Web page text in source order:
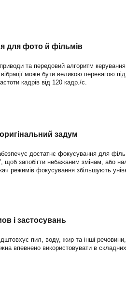
для фото й фільмів
приводи та передовий алгоритм
може бути великою перевагою
кадрів від 120 кадр./с.
задум
достатнє фокусування для
запобігти небажаним змінам, або
режимів фокусування збільшують
і застосувань
пил, воду, жир та інші
впевнено використовувати в